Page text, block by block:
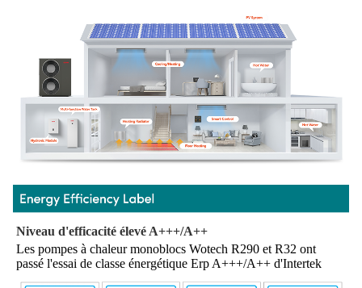
Niveau d'efficacité élevé A+++/A++
Les pompes à chaleur monoblocs Wotech R290 et R32 ont
passé l'essai de classe énergétique Erp A+++/A++ d'Intertek